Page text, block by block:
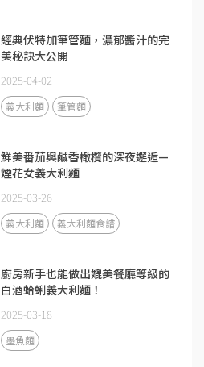
經典伏特加筆管麵，濃郁醬汁的完
美秘訣大公開
2025-04-02
義大利麵 筆管麵
鮮美番茄與鹹香橄欖的深夜邂逅—
煙花女義大利麵
2025-03-26
義大利麵 義大利麵食譜
廚房新手也能做出媲美餐廳等級的
白酒蛤蜊義大利麵！
2025-03-18
墨魚麵